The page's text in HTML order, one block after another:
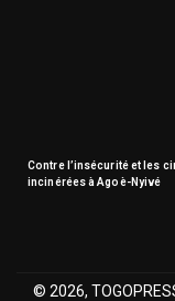
Contre l’insécurité et les
incinérées à Agoè-Nyivé
© 2026,